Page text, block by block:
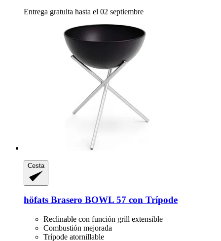
Entrega gratuita hasta el 02 septiembre
Cesta
höfats Brasero BOWL 57 con Trípode
Reclinable con función grill extensible
Combustión mejorada
Trípode atornillable